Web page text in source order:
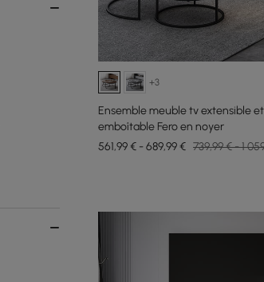
+3
Ensemble meuble tv extensible
emboîtable Fero en noyer
561,99 € - 689,99 € 739,99 € - 1